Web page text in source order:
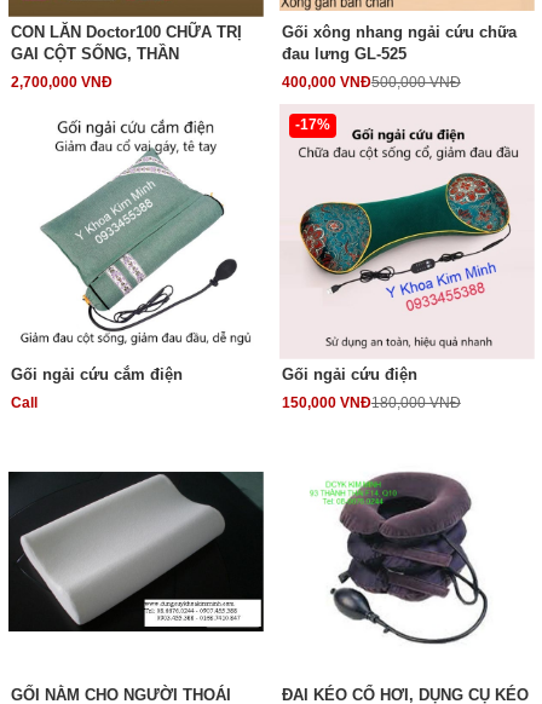
CON LĂN Doctor100 CHỮA TRỊ
GAI CỘT SỐNG, THẦN
2,700,000 VNĐ
Gối xông nhang ngải cứu chữa
đau lưng GL-525
400,000 VNĐ500,000 VNĐ
Gối ngải cứu cắm điện
Call
-17%
Gối ngải cứu điện
150,000 VNĐ180,000 VNĐ
GỐI NẰM CHO NGƯỜI THOÁI ĐAI KÉO CỔ HƠI, DỤNG CỤ KÉO